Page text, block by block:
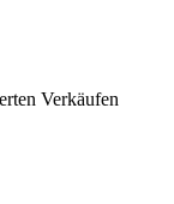
Verkäufen